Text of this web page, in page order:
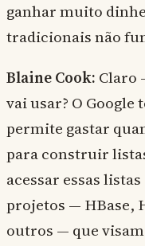
ganhar muito
tradicionais não
Blaine Cook: Claro
vai usar? O
permite gastar
para construir
acessar essas
projetos — HBase,
outros — que